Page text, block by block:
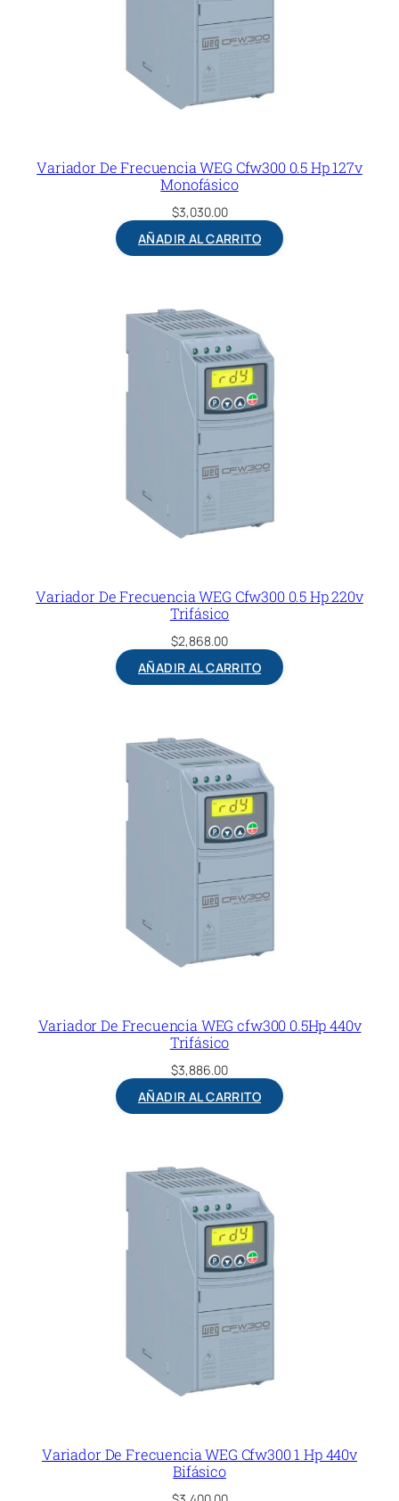
Variador De Frecuencia WEG Cfw300 0.5 Hp 127v
Monofásico
$3,030.00
AÑADIR AL CARRITO
Variador De Frecuencia WEG Cfw300 0.5 Hp 220v
Trifásico
$2,868.00
AÑADIR AL CARRITO
Variador De Frecuencia WEG cfw300 0.5Hp 440v
Trifásico
$3,886.00
AÑADIR AL CARRITO
Variador De Frecuencia WEG Cfw300 1 Hp 440v
Bifásico